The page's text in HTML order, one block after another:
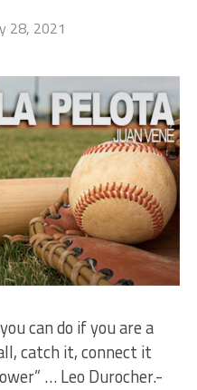
28, 2021
can do if you are a
catch it, connect it
… Leo Durocher.-